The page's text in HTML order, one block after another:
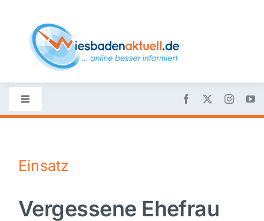
content
Toggle
Navigation
Nachrichten
Politik
Einsatz
Vergessene Ehefrau